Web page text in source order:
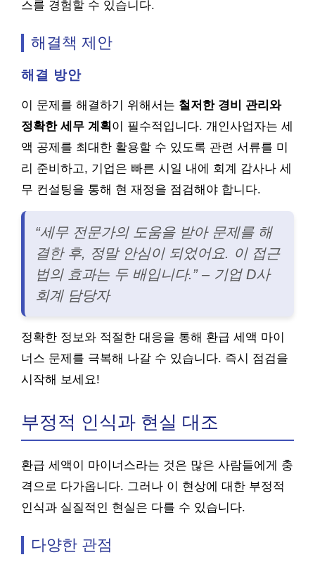
스를 경험할 수 있습니다.
해결책 제안
해결 방안
이 문제를 해결하기 위해서는 철저한 경비 관리와
정확한 세무 계획 이 필수적입니다. 개인사업자는 세
액 공제를 최대한 활용할 수 있도록 관련 서류를 미
리 준비하고, 기업은 빠른 시일 내에 회계 감사나 세
무 컨설팅을 통해 현 재정을 점검해야 합니다.
“세무 전문가의 도움을 받아 문제를 해
결한 후, 정말 안심이 되었어요. 이 접근
법의 효과는 두 배입니다.” – 기업 D사
회계 담당자
정확한 정보와 적절한 대응을 통해 환급 세액 마이
너스 문제를 극복해 나갈 수 있습니다. 즉시 점검을
시작해 보세요!
부정적 인식과 현실 대조
환급 세액이 마이너스라는 것은 많은 사람들에게 충
격으로 다가옵니다. 그러나 이 현상에 대한 부정적
인식과 실질적인 현실은 다를 수 있습니다.
다양한 관점